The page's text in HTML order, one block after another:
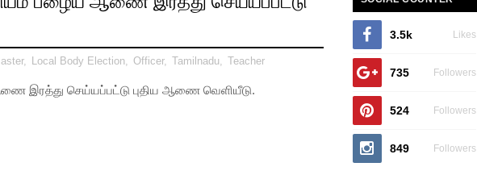
, Local Body Election, Officer, Tamilnadu, Teacher
இரத்து செய்யப்பட்டு புதிய ஆணை வெளியீடு.
3.5k Likes
735 Followers
524 Followers
849 Followers